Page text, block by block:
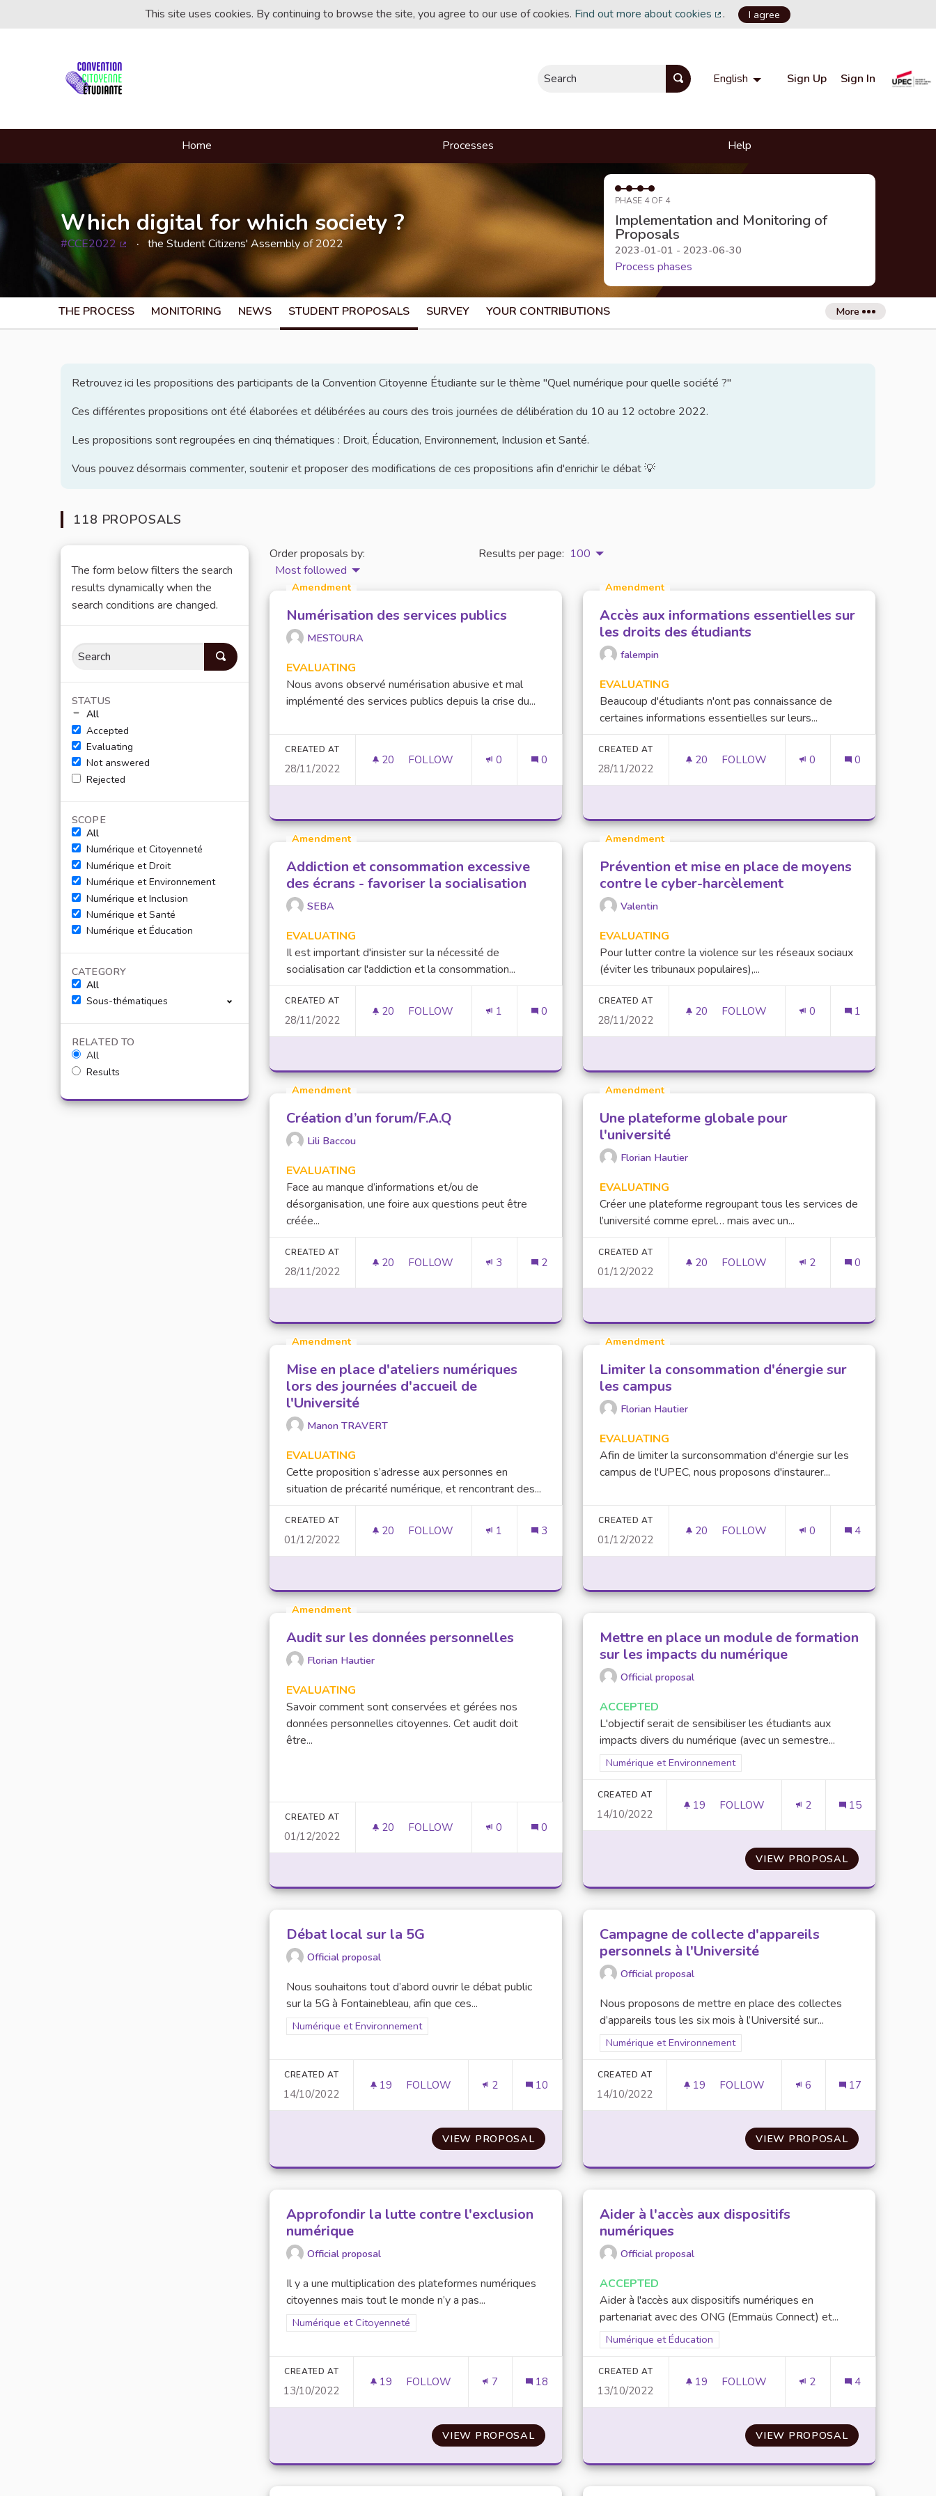
This site uses cookies. By continuing to browse the site, you agree to our use of cookies. Find out more about cookies
(External link)
. I agree
Search English Choisir la langue Choose language
Sign Up Sign In
Home Processes Help
Which digital for which society ?
#CCE2022 the Student Citizens' Assembly of 2022
PHASE 4 OF 4
Implementation and Monitoring of
Proposals
2023-01-01 - 2023-06-30
Process phases
THE PROCESS MONITORING NEWS STUDENT PROPOSALS SURVEY YOUR CONTRIBUTIONS More
Retrouvez ici les propositions des participants de la Convention Citoyenne Étudiante sur le thème "Quel numérique pour quelle société ?"
Ces différentes propositions ont été élaborées et délibérées au cours des trois journées de délibération du 10 au 12 octobre 2022.
Les propositions sont regroupées en cinq thématiques : Droit, Éducation, Environnement, Inclusion et Santé.
Vous pouvez désormais commenter, soutenir et proposer des modifications de ces propositions afin d'enrichir le débat 💡
118 PROPOSALS
The form below filters the search
results dynamically when the
search conditions are changed.
STATUS
All
Accepted
Evaluating
Not answered
Rejected
SCOPE
All
Numérique et Citoyenneté
Numérique et Droit
Numérique et Environnement
Numérique et Inclusion
Numérique et Santé
Numérique et Éducation
CATEGORY
All
Sous-thématiques
RELATED TO
All
Results
Order proposals by:
Most followed
Results per page: 100
Amendment
Numérisation des services publics
MESTOURA
EVALUATING
Nous avons observé numérisation abusive et mal
implémenté des services publics depuis la crise du...
CREATED AT
28/11/2022
20 20 FOLLOWERS
FOLLOW
NUMÉRISATION DES SERVICES PUBLICS
0 0
Amendment
Accès aux informations essentielles sur
les droits des étudiants
falempin
EVALUATING
Beaucoup d'étudiants n'ont pas connaissance de
certaines informations essentielles sur leurs...
CREATED AT
28/11/2022
20 20 FOLLOWERS
FOLLOW 0 0
Amendment
Addiction et consommation excessive
des écrans - favoriser la socialisation
SEBA
EVALUATING
Il est important d'insister sur la nécessité de
socialisation car l'addiction et la consommation...
CREATED AT
28/11/2022
20 20 FOLLOWERS
FOLLOW
ADDICTION ET CONSOMMATION EXCESSIVE DES ÉCRANS - FAVORISER LA SOCIALISATION
1 0
Amendment
Prévention et mise en place de moyens
contre le cyber-harcèlement
Valentin
EVALUATING
Pour lutter contre la violence sur les réseaux sociaux
(éviter les tribunaux populaires),...
CREATED AT
28/11/2022
20 20 FOLLOWERS
FOLLOW 0 1
Amendment
Création d’un forum/F.A.Q
Lili Baccou
EVALUATING
Face au manque d’informations et/ou de
désorganisation, une foire aux questions peut être
créée...
CREATED AT
28/11/2022
20 20 FOLLOWERS
FOLLOW 3 2
Amendment
Une plateforme globale pour
l'université
Florian Hautier
EVALUATING
Créer une plateforme regroupant tous les services de
l’université comme eprel… mais avec un...
CREATED AT
01/12/2022
20 20 FOLLOWERS
FOLLOW 2 0
Amendment
Mise en place d'ateliers numériques
lors des journées d'accueil de
l'Université
Manon TRAVERT
EVALUATING
Cette proposition s’adresse aux personnes en
situation de précarité numérique, et rencontrant des...
CREATED AT
01/12/2022
20 20 FOLLOWERS
FOLLOW
MISE EN PLACE D'ATELIERS NUMÉRIQUES LORS DES JOURNÉES D'ACCUEIL DE L'UNIVERSITÉ
1 3
Amendment
Limiter la consommation d'énergie sur
les campus
Florian Hautier
EVALUATING
Afin de limiter la surconsommation d'énergie sur les
campus de l'UPEC, nous proposons d'instaurer...
CREATED AT
01/12/2022
20 20 FOLLOWERS
FOLLOW 0 4
Amendment
Audit sur les données personnelles
Florian Hautier
EVALUATING
Savoir comment sont conservées et gérées nos
données personnelles citoyennes. Cet audit doit
être...
CREATED AT
01/12/2022
20 20 FOLLOWERS
FOLLOW 0 0
Mettre en place un module de formation
sur les impacts du numérique
Official proposal
ACCEPTED
L'objectif serait de sensibiliser les étudiants aux
impacts divers du numérique (avec un semestre...
Filter results for scope: Numérique et Environnement
Numérique et Environnement
CREATED AT
14/10/2022
19 19 FOLLOWERS
FOLLOW 2 15
VIEW PROPOSALMETTRE EN
Débat local sur la 5G
Official proposal
Nous souhaitons tout d’abord ouvrir le débat public
sur la 5G à Fontainebleau, afin que ces...
Filter results for scope: Numérique et Environnement
Numérique et Environnement
CREATED AT
14/10/2022
19 19 FOLLOWERS
FOLLOW 2 10
VIEW PROPOSALDÉBAT LOCAL SUR LA 5G
Campagne de collecte d'appareils
personnels à l'Université
Official proposal
Nous proposons de mettre en place des collectes
d’appareils tous les six mois à l’Université sur...
Filter results for scope: Numérique et Environnement
Numérique et Environnement
CREATED AT
14/10/2022
19 19 FOLLOWERS
FOLLOW 6 17
VIEW PROPOSALCAMPAGNE DE
Approfondir la lutte contre l'exclusion
numérique
Official proposal
Il y a une multiplication des plateformes numériques
citoyennes mais tout le monde n’y a pas...
Filter results for scope: Numérique et Citoyenneté
Numérique et Citoyenneté
CREATED AT
13/10/2022
19 19 FOLLOWERS
FOLLOW
APPROFONDIR LA LUTTE CONTRE L'EXCLUSION NUMÉRIQUE
7 18
VIEW PROPOSALAPPROFONDIR LA LUTTE CONTRE L'EXCLUSION NUMÉRIQUE
Aider à l'accès aux dispositifs
numériques
Official proposal
ACCEPTED
Aider à l'accès aux dispositifs numériques en
partenariat avec des ONG (Emmaüs Connect) et...
Filter results for scope: Numérique et Éducation
Numérique et Éducation
CREATED AT
13/10/2022
19 19 FOLLOWERS
FOLLOW 2 4
VIEW PROPOSALAIDER À